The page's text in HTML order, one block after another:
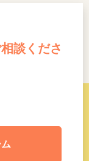
談くださ